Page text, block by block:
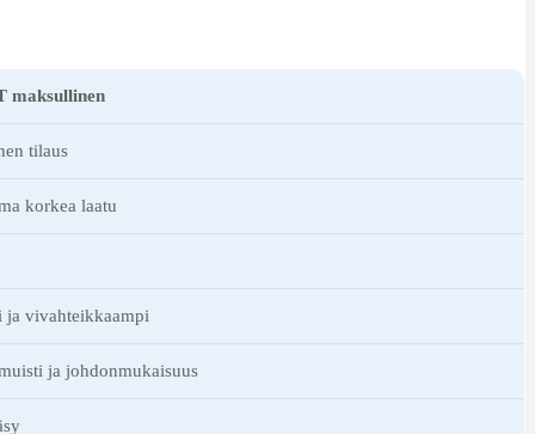
maksullinen
tilaus
korkea laatu
ja vivahteikkaampi
ja johdonmukaisuus